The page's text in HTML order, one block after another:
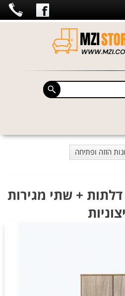
הזזה ופתיחה
דלתות + שתי מגירות